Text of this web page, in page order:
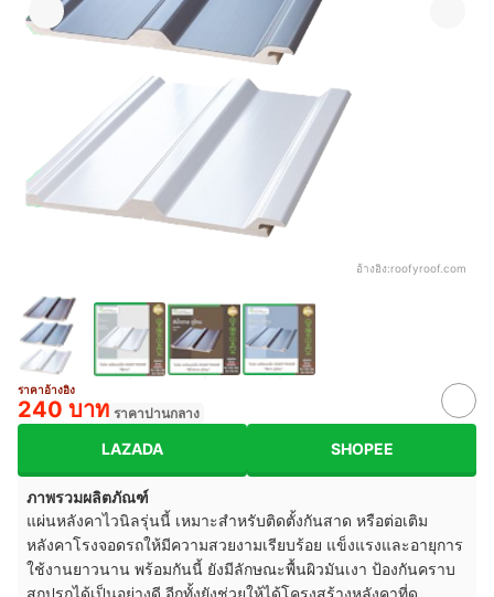
อ้างอิง:roofyroof.com
ราคาอ้างอิง
240 บาท ราคาปานกลาง
LAZADA SHOPEE
ภาพรวมผลิตภัณฑ์
แผ่นหลังคาไวนิลรุ่นนี้ เหมาะสำหรับติดตั้งกันสาด หรือต่อเติม
หลังคาโรงจอดรถให้มีความสวยงามเรียบร้อย แข็งแรงและอายุการ
ใช้งานยาวนาน พร้อมกันนี้ ยังมีลักษณะพื้นผิวมันเงา ป้องกันคราบ